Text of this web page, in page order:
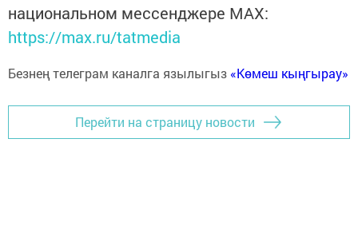
национальном мессенджере MАХ:
https://max.ru/tatmedia
Безнең телеграм каналга язылыгыз «Көмеш кыңгырау»
Перейти на страницу новости